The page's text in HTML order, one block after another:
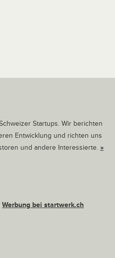
Startups. Wir berichten
Entwicklung und richten uns
und andere Interessierte. »
Werbung bei startwerk.ch